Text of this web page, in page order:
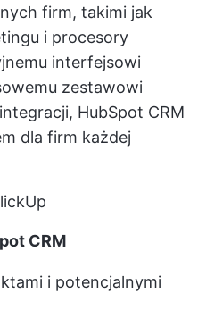
firm, takimi jak
i procesory
interfejsowi
zestawowi
HubSpot CRM
dla firm każdej
CRM
i potencjalnymi